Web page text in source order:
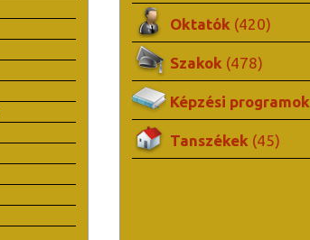
Oktatók (420)
Szakok (478)
Képzési programok
Tanszékek (45)